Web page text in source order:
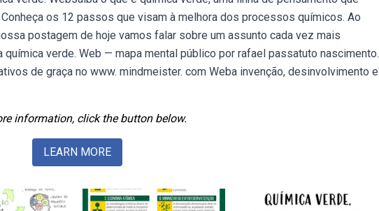
os 12 passos que visam à melhora dos processos químicos. Ao
postagem de hoje vamos falar sobre um assunto cada vez mais
verde. Web — mapa mental público por rafael passatuto nascimento.
de graça no www. mindmeister. com Weba invenção, desinvolvimento e
information, click the button below.
LEARN MORE